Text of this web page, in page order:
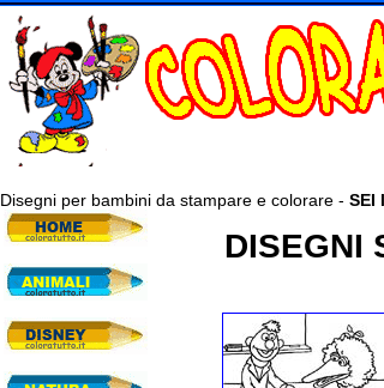
Disegni per bambini da stampare e colorare - SEI
DISEGNI